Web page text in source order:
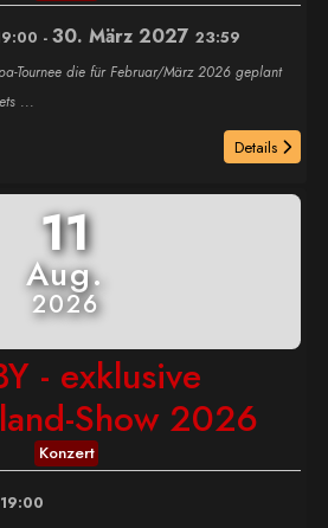
- 30. März 2027 23:59
Tournee die für Februar/März 2026 geplant
...
Details
11
Aug.
2026
- exklusive
Show 2026
Konzert
19:00